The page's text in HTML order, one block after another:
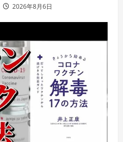
2026年8月6日